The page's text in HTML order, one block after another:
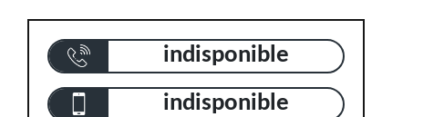
indisponible
indisponible